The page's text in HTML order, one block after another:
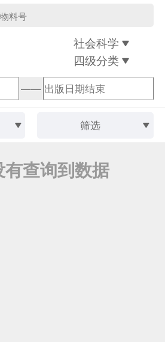
社会科学
四级分类
——
筛选
查询到数据